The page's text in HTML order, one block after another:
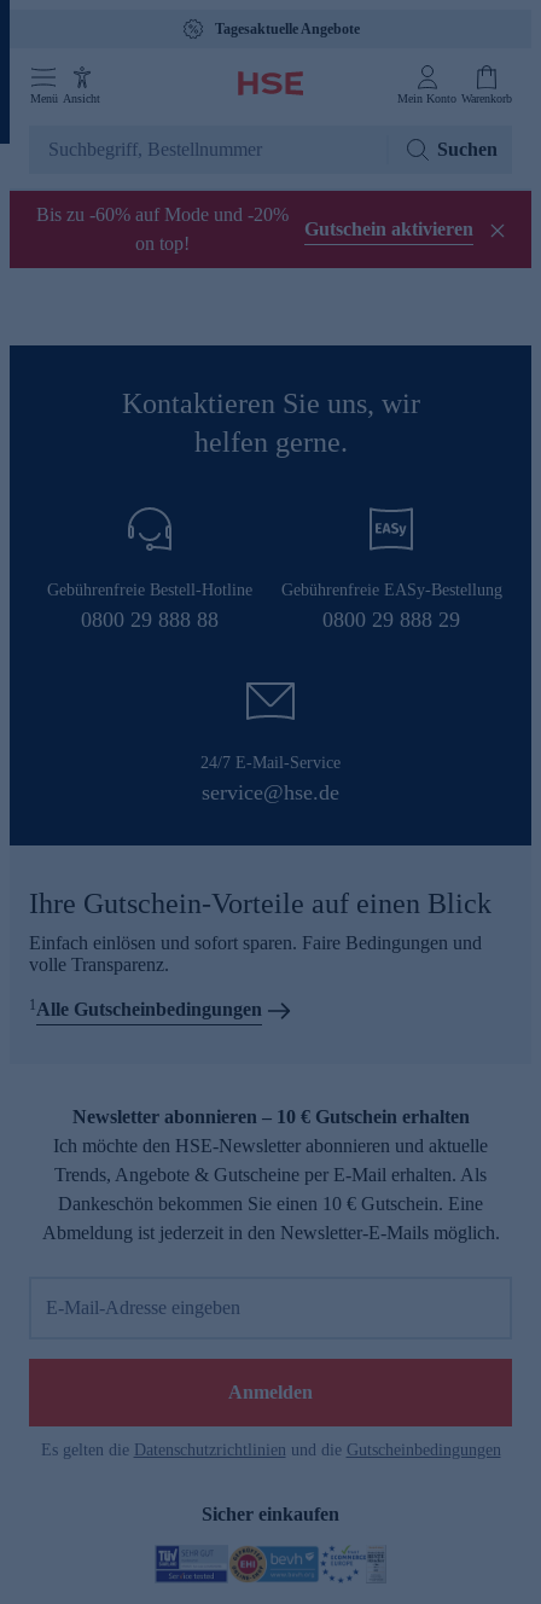
Tagesaktuelle Angebote
Menü Ansicht Mein Konto Warenkorb
Suchen
Bis zu -60% auf Mode und -20%
on top!
Gutschein aktivieren
Kontaktieren Sie uns, wir
helfen gerne.
Gebührenfreie Bestell-Hotline
0800 29 888 88
Gebührenfreie EASy-Bestellung
0800 29 888 29
24/7 E-Mail-Service
service@hse.de
Ihre Gutschein-Vorteile auf einen Blick
Einfach einlösen und sofort sparen. Faire Bedingungen und
volle Transparenz.
1Alle Gutscheinbedingungen
Newsletter abonnieren – 10 € Gutschein erhalten
Ich möchte den HSE-Newsletter abonnieren und aktuelle
Trends, Angebote & Gutscheine per E-Mail erhalten. Als
Dankeschön bekommen Sie einen 10 € Gutschein. Eine
Abmeldung ist jederzeit in den Newsletter-E-Mails möglich.
E-Mail-Adresse eingeben
Anmelden
Es gelten die Datenschutzrichtlinien und die Gutscheinbedingungen
Sicher einkaufen